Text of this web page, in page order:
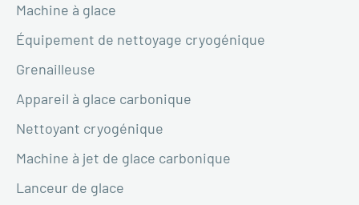
Machine à glace
Équipement de nettoyage cryogénique
Grenailleuse
Appareil à glace carbonique
Nettoyant cryogénique
Machine à jet de glace carbonique
Lanceur de glace